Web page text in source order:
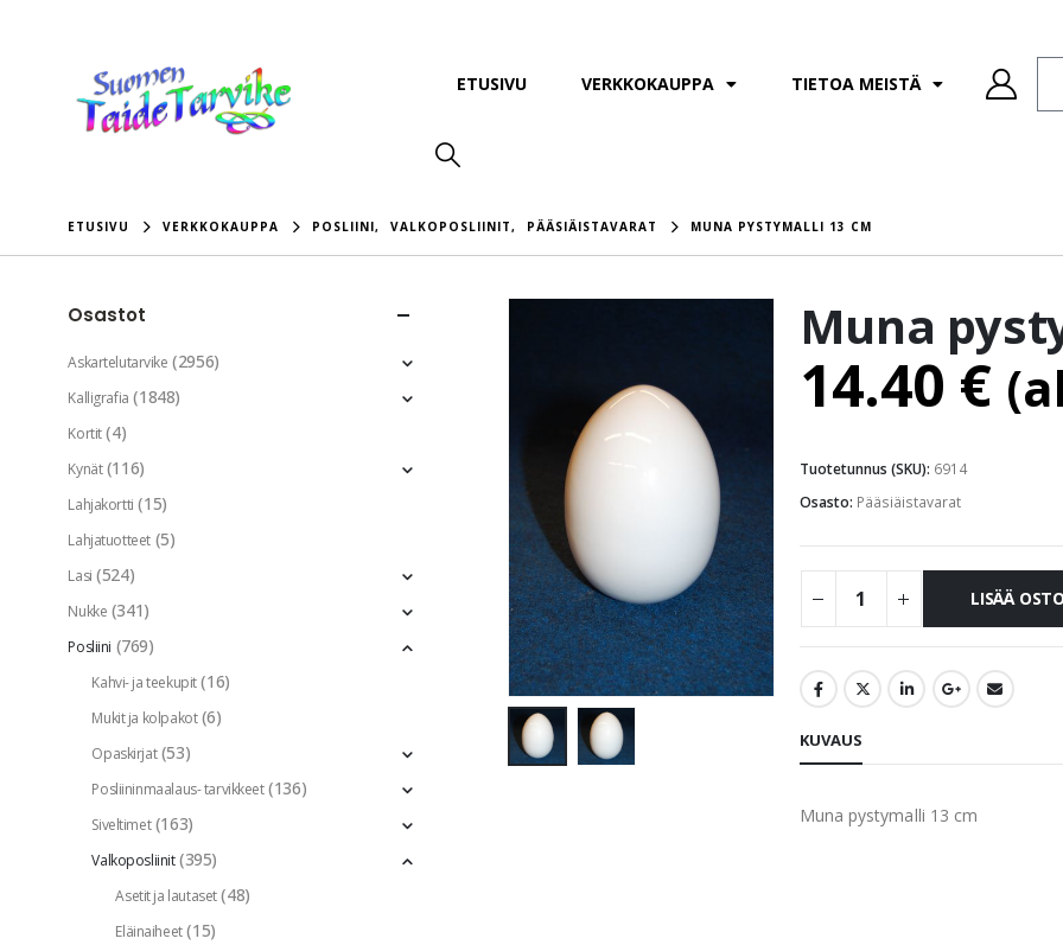
ETUSIVU VERKKOKAUPPA TIETOA MEISTÄ
ETUSIVU VERKKOKAUPPA POSLIINI, VALKOPOSLIINIT, PÄÄSIÄISTAVARAT MUNA PYSTYMALLI 13 CM
Muna
14.40 €
Tuotetunnus (SKU): 6914
Osasto: Pääsiäistavarat
LISÄÄ
KUVAUS
Muna pystymalli 13 cm
Osastot
Askartelutarvike (2956)
Kalligrafia (1848)
Kortit (4)
Kynät (116)
Lahjakortti (15)
Lahjatuotteet (5)
Lasi (524)
Nukke (341)
Posliini (769)
Kahvi- ja teekupit (16)
Mukit ja kolpakot (6)
Opaskirjat (53)
Posliininmaalaus- tarvikkeet (136)
Siveltimet (163)
Valkoposliinit (395)
Asetit ja lautaset (48)
Eläinaiheet (15)